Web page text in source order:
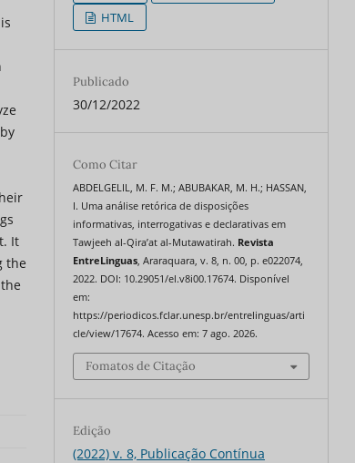
It
the
HTML
Publicado
30/12/2022
Como Citar
ABDELGELIL, M. F. M.; ABUBAKAR, M. H.; HASSAN,
I. Uma análise retórica de disposições
informativas, interrogativas e declarativas em
Tawjeeh al-Qira’at al-Mutawatirah. Revista
EntreLinguas, Araraquara, v. 8, n. 00, p. e022074,
2022. DOI: 10.29051/el.v8i00.17674. Disponível
em:
https://periodicos.fclar.unesp.br/entrelinguas/arti
cle/view/17674. Acesso em: 7 ago. 2026.
Fomatos de Citação
Edição
(2022) v. 8, Publicação Contínua